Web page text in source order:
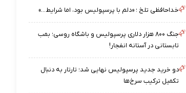
خداحافظی تلخ ؛ «دلم با پرسپولیس بود، اما شرایط…»
جنگ ۸۰۰ هزار دلاری پرسپولیس و باشگاه روسی؛ بمب
تابستانی در آستانه انفجار!
دو خرید جدید پرسپولیس نهایی شد؛ تارتار به دنبال
تکمیل ترکیب سرخ‌ها